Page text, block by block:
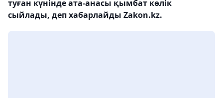
туған күнінде ата-анасы қымбат көлік
сыйлады, деп хабарлайды Zakon.kz.